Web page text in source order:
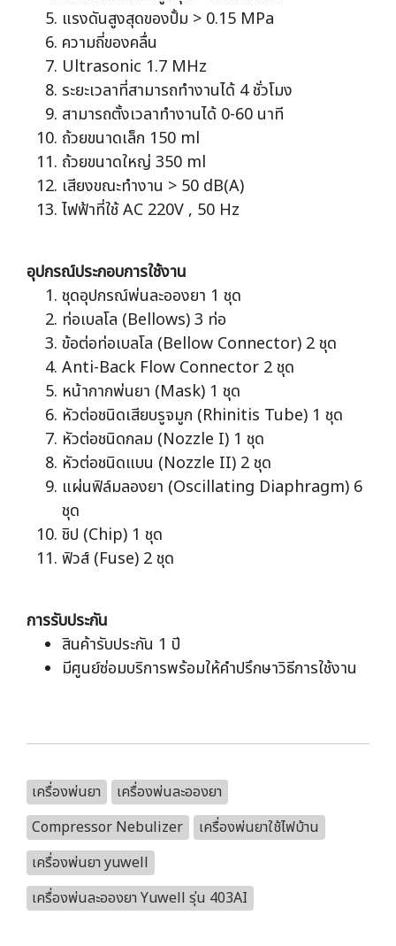
แรงดันสูงสุดของปั้ม > 0.15 MPa
ความถี่ของคลื่น
Ultrasonic 1.7 MHz
ระยะเวลาที่สามารถทำงานได้ 4 ชั่วโมง
สามารถตั้งเวลาทำงานได้ 0-60 นาที
ถ้วยขนาดเล็ก 150 ml
ถ้วยขนาดใหญ่ 350 ml
เสียงขณะทำงาน > 50 dB(A)
ไฟฟ้าที่ใช้ AC 220V , 50 Hz
อุปกรณ์ประกอบการใช้งาน
ชุดอุปกรณ์พ่นละอองยา 1 ชุด
ท่อเบลโล (Bellows) 3 ท่อ
ข้อต่อท่อเบลโล (Bellow Connector) 2 ชุด
Anti-Back Flow Connector 2 ชุด
หน้ากากพ่นยา (Mask) 1 ชุด
หัวต่อชนิดเสียบรูจมูก (Rhinitis Tube) 1 ชุด
หัวต่อชนิดกลม (Nozzle I) 1 ชุด
หัวต่อชนิดแบน (Nozzle II) 2 ชุด
แผ่นฟิล์มลองยา (Oscillating Diaphragm) 6
ชุด
ชิป (Chip) 1 ชุด
ฟิวส์ (Fuse) 2 ชุด
การรับประกัน
สินค้ารับประกัน 1 ปี
มีศูนย์ซ่อมบริการพร้อมให้คำปรึกษาวิธีการใช้งาน
เครื่องพ่นยา
เครื่องพ่นละอองยา
Compressor Nebulizer
เครื่องพ่นยาใช้ไฟบ้าน
เครื่องพ่นยา yuwell
เครื่องพ่นละอองยา Yuwell รุ่น 403AI